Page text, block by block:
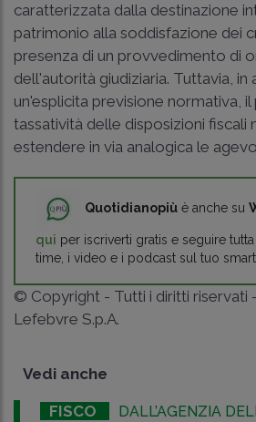
caratterizzata dalla destinazione
patrimonio alla soddisfazione dei
presenza di un provvedimento di
dell'autorità giudiziaria. Tuttavia, in
un'esplicita previsione normativa, il
tassatività delle disposizioni fiscali
estendere in via analogica le
Quotidianopiù è anche su
qui per iscriverti gratis e seguire
time, i video e i podcast sul tuo
© Copyright - Tutti i diritti riservati
Lefebvre S.p.A.
Vedi anche
FISCO DALL’AGENZIA